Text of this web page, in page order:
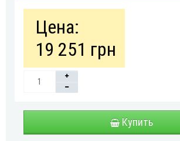
Цена:
19 251 грн
Купить